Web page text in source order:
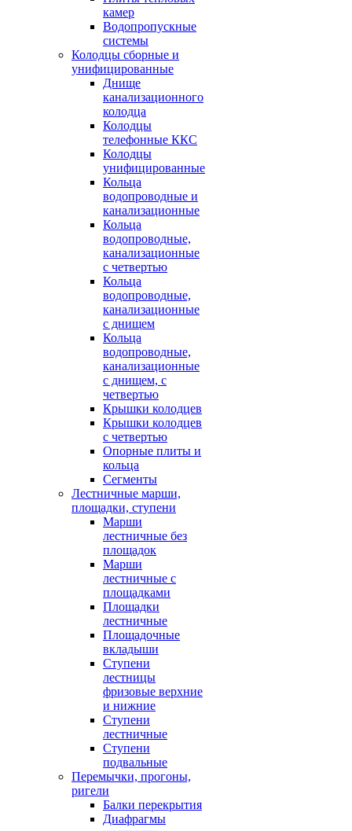
камер
Водопропускные
системы
Колодцы сборные и
унифицированные
Днище
канализационного
колодца
Колодцы
телефонные ККС
Колодцы
унифицированные
Кольца
водопроводные и
канализационные
Кольца
водопроводные,
канализационные
с четвертью
Кольца
водопроводные,
канализационные
с днищем
Кольца
водопроводные,
канализационные
с днищем, с
четвертью
Крышки колодцев
Крышки колодцев
с четвертью
Опорные плиты и
кольца
Сегменты
Лестничные марши,
площадки, ступени
Марши
лестничные без
площадок
Марши
лестничные с
площадками
Площадки
лестничные
Площадочные
вкладыши
Ступени
лестницы
фризовые верхние
и нижние
Ступени
лестничные
Ступени
подвальные
Перемычки, прогоны,
ригели
Балки перекрытия
Диафрагмы